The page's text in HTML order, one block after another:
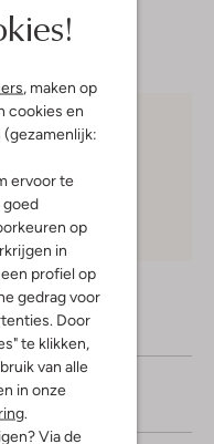
, maken op
cookies en
ervoor te
goed
op
in
profiel op
gedrag voor
Door
te klikken,
van alle
in onze
.
Via de